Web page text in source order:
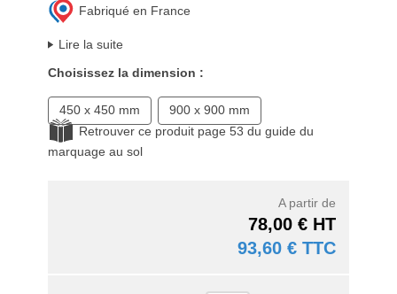
Fabriqué en France
Lire la suite
Choisissez la dimension :
450 x 450 mm
900 x 900 mm
Retrouver ce produit page 53 du guide du
marquage au sol
A partir de
78,00 € HT
93,60 € TTC